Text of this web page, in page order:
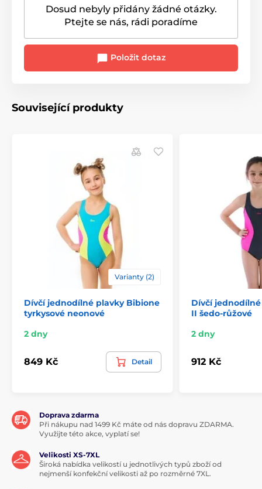
Dosud nebyly přidány žádné otázky.
Ptejte se nás, rádi poradíme
Položit dotaz
Související produkty
Varianty (2)
Dívčí jednodílné plavky Bibione
tyrkysové neonové
2 dny
849 Kč Detail
Dívčí
II šedo-růžové
2 dny
912 Kč
Doprava zdarma
Při nákupu nad 1499 Kč máte od nás dopravu ZDARMA.
Využijte této akce, vyplatí se!
Velikosti XS-7XL
Široká nabídka velikostí u jednotlivých typů zboží od
nejmenší konfekční velikosti až po rozměrné 7XL.